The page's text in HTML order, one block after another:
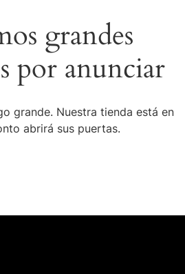
grandes
por anunciar
grande. Nuestra tienda está en
abrirá sus puertas.